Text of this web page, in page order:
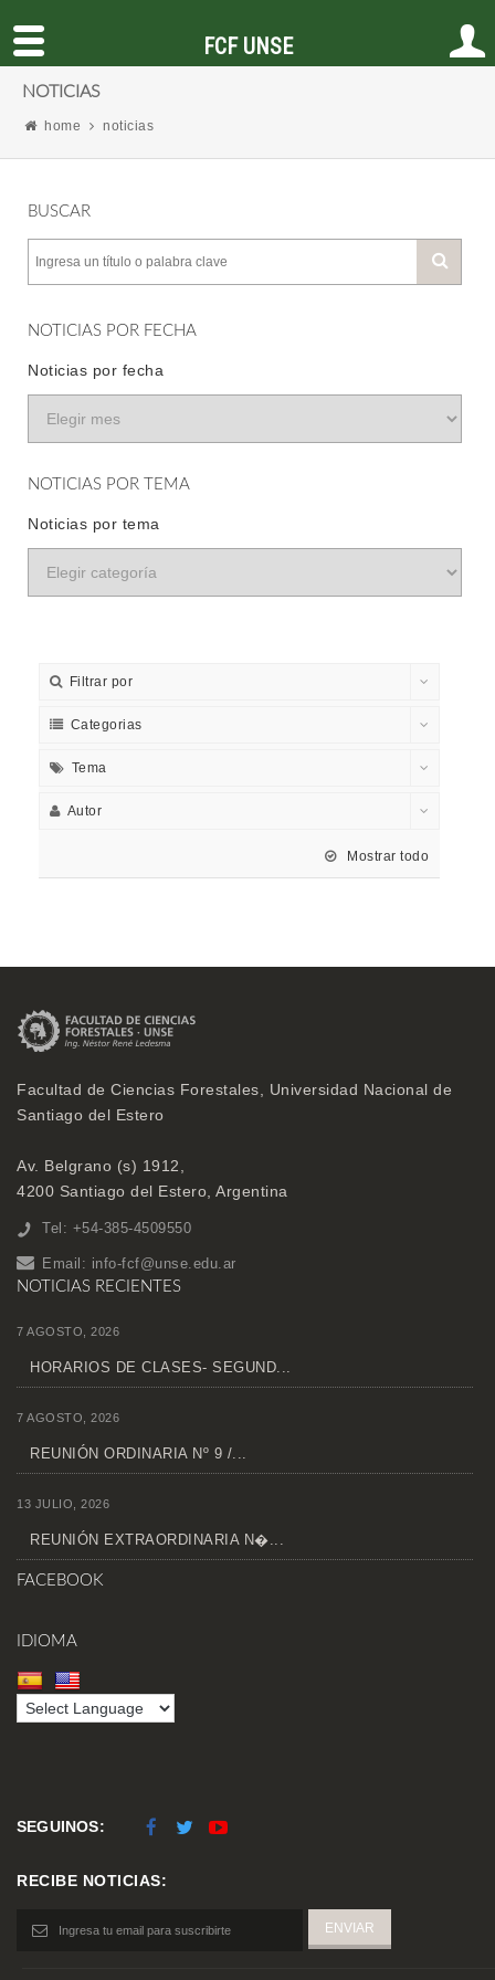
NOTICIAS
home noticias
BUSCAR
NOTICIAS POR FECHA
Noticias por fecha
NOTICIAS POR TEMA
Noticias por tema
Filtrar por
Categorias
Tema
Autor
Mostrar todo
Facultad de Ciencias Forestales, Universidad Nacional de
Santiago del Estero
Av. Belgrano (s) 1912,
4200 Santiago del Estero, Argentina
Tel: +54-385-4509550
Email: info-fcf@unse.edu.ar
NOTICIAS RECIENTES
7 AGOSTO, 2026
HORARIOS DE CLASES- SEGUND...
7 AGOSTO, 2026
REUNIÓN ORDINARIA Nº 9 /...
13 JULIO, 2026
REUNIÓN EXTRAORDINARIA N�...
FACEBOOK
IDIOMA
SEGUINOS:
RECIBE NOTICIAS:
FCF UNSE